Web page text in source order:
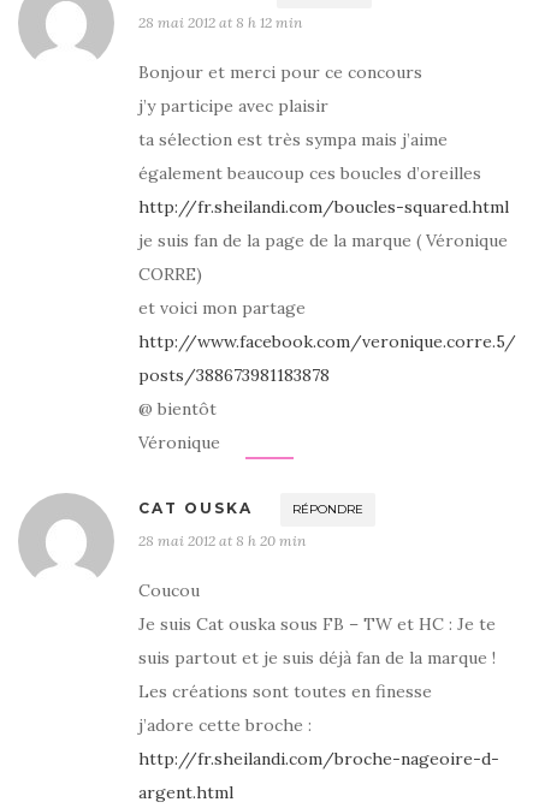
28 mai 2012 at 8 h 12 min
Bonjour et merci pour ce concours
j’y participe avec plaisir
ta sélection est très sympa mais j’aime
également beaucoup ces boucles d’oreilles
http://fr.sheilandi.com/boucles-squared.html
je suis fan de la page de la marque ( Véronique
CORRE)
et voici mon partage
http://www.facebook.com/veronique.corre.5/
posts/388673981183878
@ bientôt
Véronique
CAT OUSKA RÉPONDRE
28 mai 2012 at 8 h 20 min
Coucou
Je suis Cat ouska sous FB – TW et HC : Je te
suis partout et je suis déjà fan de la marque !
Les créations sont toutes en finesse
j’adore cette broche :
http://fr.sheilandi.com/broche-nageoire-d-
argent.html